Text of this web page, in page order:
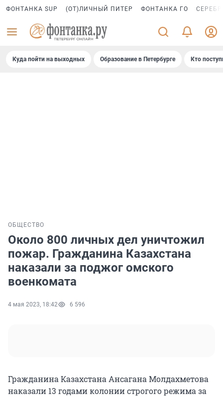
ФОНТАНКА SUP (ОТ)ЛИЧНЫЙ ПИТЕР ФОНТАНКА ГО
Куда пойти на выходных Образование в Петербурге Кто
ОБЩЕСТВО
Около 800 личных дел уничтожил
пожар. Гражданина Казахстана
наказали за поджог омского
военкомата
4 мая 2023, 18:42 6 596
Гражданина Казахстана Ансагана Молдахметова
наказали 13 годами колонии строгого режима за